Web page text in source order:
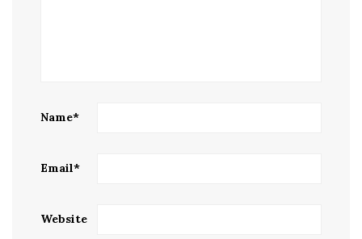
Name*
Email*
Website